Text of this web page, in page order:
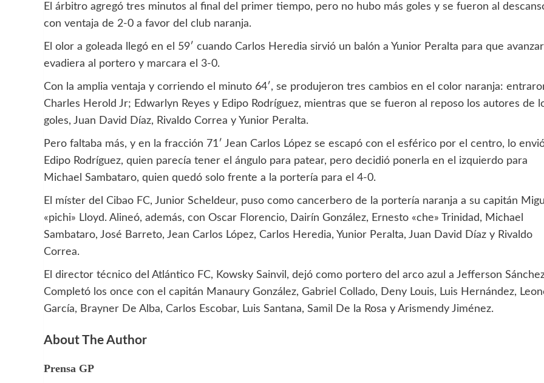
El árbitro agregó tres minutos al final del primer tiempo, pero no hubo más goles y se fueron al
con ventaja de 2-0 a favor del club naranja.
El olor a goleada llegó en el 59′ cuando Carlos Heredia sirvió un balón a Yunior Peralta para que
evadiera al portero y marcara el 3-0.
Con la amplia ventaja y corriendo el minuto 64′, se produjeron tres cambios en el color naranja:
Charles Herold Jr; Edwarlyn Reyes y Edipo Rodríguez, mientras que se fueron al reposo los autores de
goles, Juan David Díaz, Rivaldo Correa y Yunior Peralta.
Pero faltaba más, y en la fracción 71′ Jean Carlos López se escapó con el esférico por el centro, lo
Edipo Rodríguez, quien parecía tener el ángulo para patear, pero decidió ponerla en el izquierdo para
Michael Sambataro, quien quedó solo frente a la portería para el 4-0.
El míster del Cibao FC, Junior Scheldeur, puso como cancerbero de la portería naranja a su capitán
«pichi» Lloyd. Alineó, además, con Oscar Florencio, Dairín González, Ernesto «che» Trinidad, Michael
Sambataro, José Barreto, Jean Carlos López, Carlos Heredia, Yunior Peralta, Juan David Díaz y Rivaldo
Correa.
El director técnico del Atlántico FC, Kowsky Sainvil, dejó como portero del arco azul a Jefferson
Completó los once con el capitán Manaury González, Gabriel Collado, Deny Louis, Luis Hernández,
García, Brayner De Alba, Carlos Escobar, Luis Santana, Samil De la Rosa y Arismendy Jiménez.
About The Author
Prensa GP